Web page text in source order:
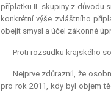
příplatku II. skupiny z důvodu
konkrétní výše zvláštního
obejít smysl a účel zákonné
Proti rozsudku krajského
Nejprve zdůraznil, že
pro rok 2011, kdy byl objem